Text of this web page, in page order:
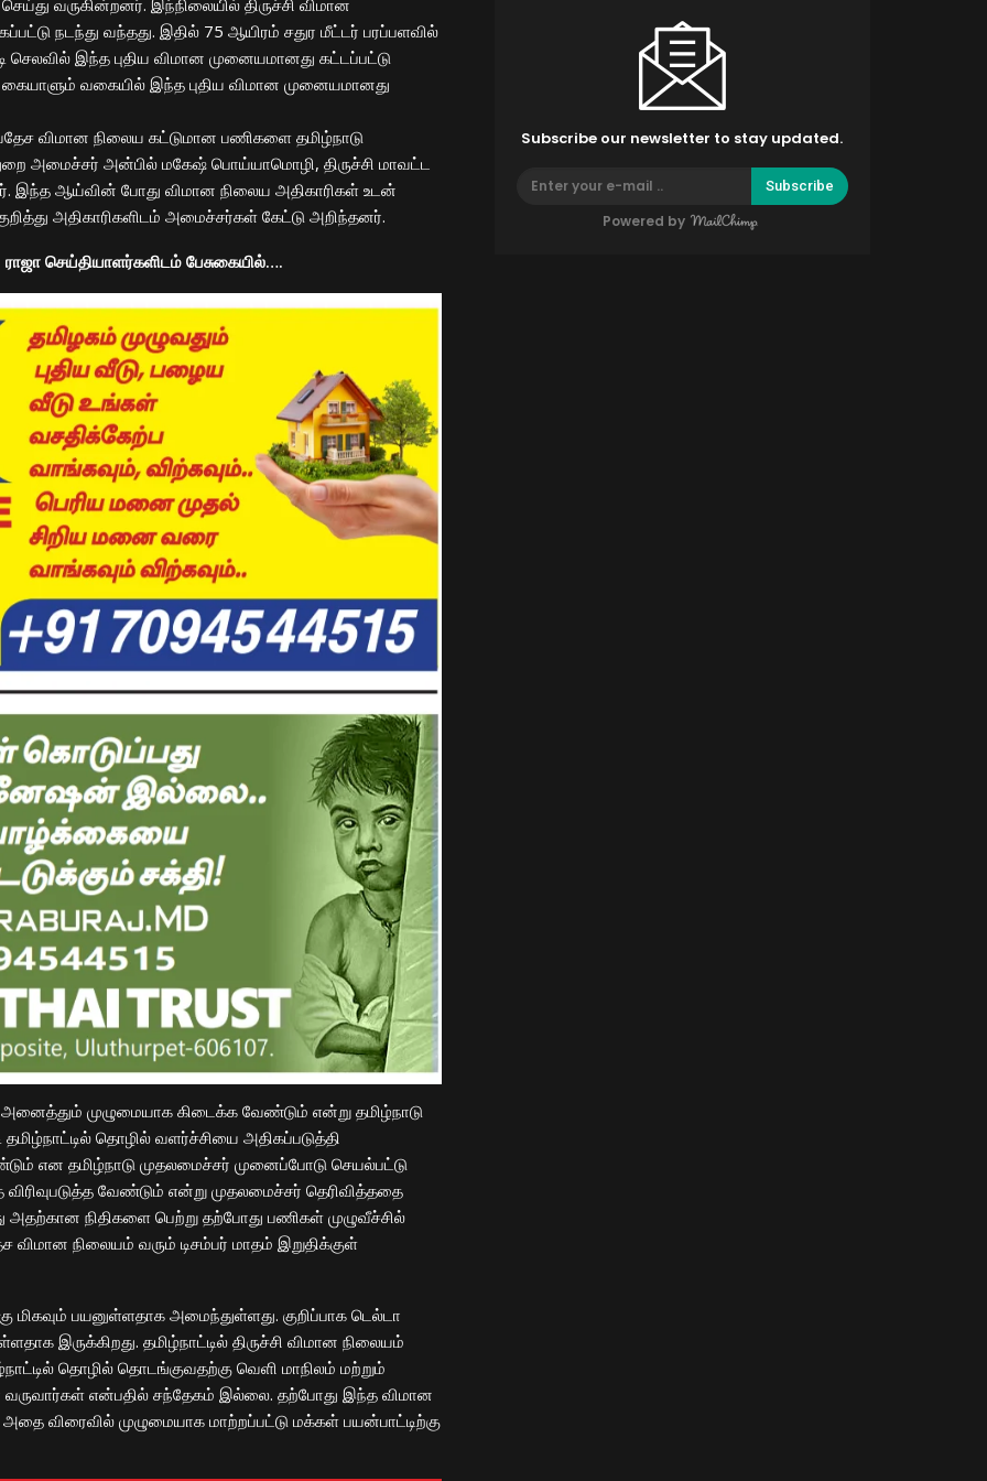
நடந்து வந்தது. இதில் 75 ஆயிரம் சதுர மீட்டர் பரப்பளவில்
செலவில் இந்த புதிய விமான முனையமானது கட்டப்பட்டு
கையாளும் வகையில் இந்த புதிய விமான முனையமானது
விமான நிலைய கட்டுமான பணிகளை தமிழ்நாடு
அமைச்சர் அன்பில் மகேஷ் பொய்யாமொழி, திருச்சி மாவட்ட
இந்த ஆய்வின் போது விமான நிலைய அதிகாரிகள் உடன்
அதிகாரிகளிடம் அமைச்சர்கள் கேட்டு அறிந்தனர்.
செய்தியாளர்களிடம் பேசுகையில்….
முழுமையாக கிடைக்க வேண்டும் என்று தமிழ்நாடு
தொழில் வளர்ச்சியை அதிகப்படுத்தி
என தமிழ்நாடு முதலமைச்சர் முனைப்போடு செயல்பட்டு
வேண்டும் என்று முதலமைச்சர் தெரிவித்ததை
நிதிகளை பெற்று தற்போது பணிகள் முழுவீச்சில்
விமான நிலையம் வரும் டிசம்பர் மாதம் இறுதிக்குள்
மிகவும் பயனுள்ளதாக அமைந்துள்ளது. குறிப்பாக டெல்டா
இருக்கிறது. தமிழ்நாட்டில் திருச்சி விமான நிலையம்
தொழில் தொடங்குவதற்கு வெளி மாநிலம் மற்றும்
என்பதில் சந்தேகம் இல்லை. தற்போது இந்த விமான
விரைவில் முழுமையாக மாற்றப்பட்டு மக்கள் பயன்பாட்டிற்கு
Subscribe our newsletter to stay updated.
Subscribe
Powered by